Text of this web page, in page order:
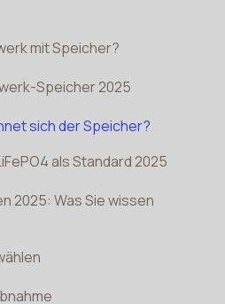
mit Speicher?
Speicher 2025
sich der Speicher?
als Standard 2025
2025: Was Sie wissen